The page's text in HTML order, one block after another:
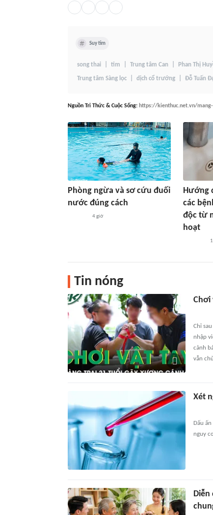
Suy tim
song thai tim Trung tâm Can Phan Thị
Trung tâm Sàng lọc dịch cổ trướng Đỗ Tuấn
Nguồn Tri Thức & Cuộc Sống: https://kienthuc.net.vn/
Phòng ngừa và sơ cứu đuối
nước đúng cách
4 giờ
Hướng
các
độc từ
hoạt
Tin nóng
Chơi
Chỉ
nhập
cảnh
vẫn
Xét
Dấu
nguy
Diễn